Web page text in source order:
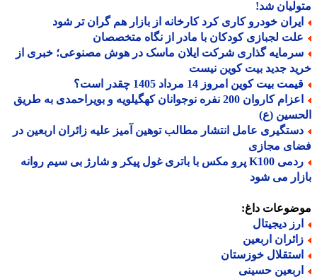
شد!
خودرو کاری کرد کارخانه از بازار هم گران تر شود
لجبازی کودکان با مادر از نگاه متخصصان
گذاری شرکت ایلان ماسک در هوش مصنوعی؛ خبری از
جدید بیت کوین نیست
بیت کوین امروز 14 مرداد 1405 چقدر است؟
اعزام کاروان 200 نفره نوجوانان کهگیلویه و بویراحمدی به طریق
(ع)
عامل انتشار مطالب توهین آمیز علیه زائران اربعین در
مجازی
ردمی K100 پرو مکس با باتری غول پیکر و شارژ بی سیم روانه
می شود
داغ:
دیجیتال
اربعین
خوزستان
حسینی